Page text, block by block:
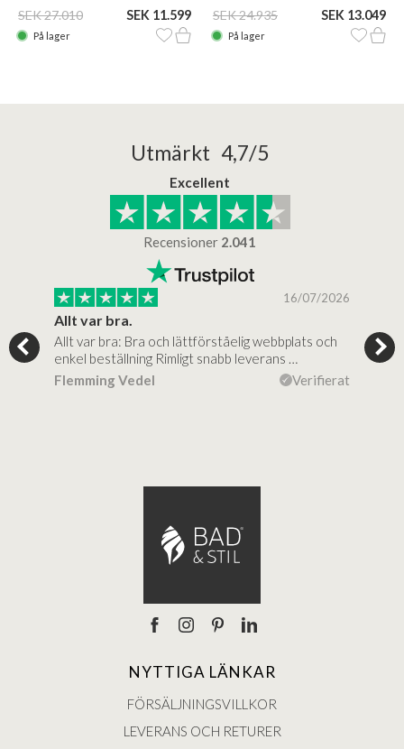
SEK 27.010 SEK 11.599
På lager
SEK 24.935 SEK 13.049
På lager
Utmärkt 4,7/5
Excellent
Recensioner 2.041
16/07/2026
Allt var bra.
Allt var bra: Bra och lättförståelig webbplats och
enkel beställning Rimligt snabb leverans …
Flemming Vedel
Verifierat
Jag
NYTTIGA LÄNKAR
FÖRSÄLJNINGSVILLKOR
LEVERANS OCH RETURER